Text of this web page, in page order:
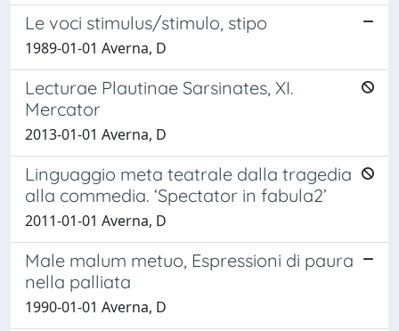
Le voci stimulus/stimulo, stipo
1989-01-01 Averna, D
Lecturae Plautinae Sarsinates, XI.
Mercator
2013-01-01 Averna, D
Linguaggio meta teatrale dalla tragedia
alla commedia. ‘Spectator in fabula2’
2011-01-01 Averna, D
Male malum metuo, Espressioni di paura
nella palliata
1990-01-01 Averna, D